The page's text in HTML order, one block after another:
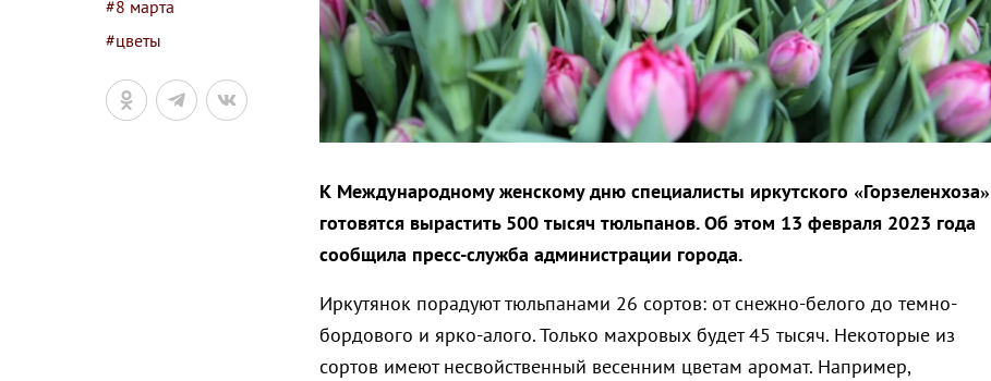
#8 марта
#цветы
К Международному женскому дню специалисты иркутского «Горзеленхоза»
готовятся вырастить 500 тысяч тюльпанов. Об этом 13 февраля 2023 года
сообщила пресс-служба администрации города.
Иркутянок порадуют тюльпанами 26 сортов: от снежно-белого до темно-
бордового и ярко-алого. Только махровых будет 45 тысяч. Некоторые из
сортов имеют несвойственный весенним цветам аромат. Например,